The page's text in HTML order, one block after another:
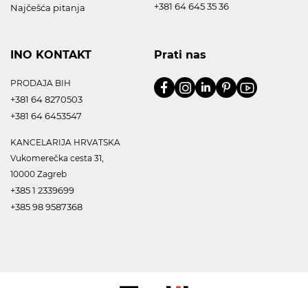
Najčešća pitanja
+381 64 645 35 36
INO KONTAKT
PRODAJA BIH
+381 64 8270503
+381 64 6453547
KANCELARIJA HRVATSKA
Vukomerečka cesta 31,
10000 Zagreb
+385 1 2339699
+385 98 9587368
Prati nas